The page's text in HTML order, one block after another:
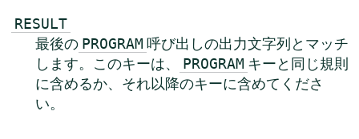
RESULT
最後の PROGRAM 呼び出しの出力文字列とマッチ
します。このキーは、
PROGRAM キーと同じ規則
に含めるか、それ以降のキーに含めてくださ
い。